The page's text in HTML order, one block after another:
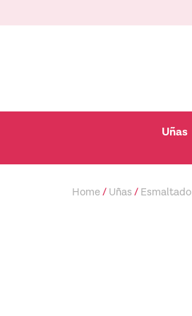
al
Uñas
Home/ Uñas / Esmaltado